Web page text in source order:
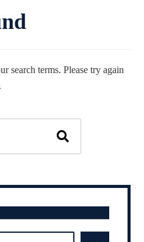
search terms. Please try again